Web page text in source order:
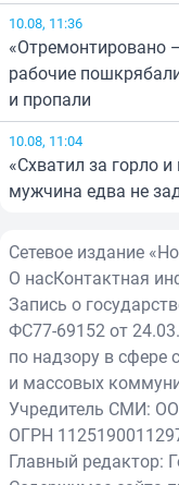
10.08, 11:36
«Отремонтировано
рабочие
и пропали
10.08, 11:04
«Схватил за горло
мужчина едва не
Сетевое издание
О насКонтактная
Запись о
ФС77-69152 от
по надзору в сфере
и массовых
Учредитель СМИ:
ОГРН
Главный редактор: